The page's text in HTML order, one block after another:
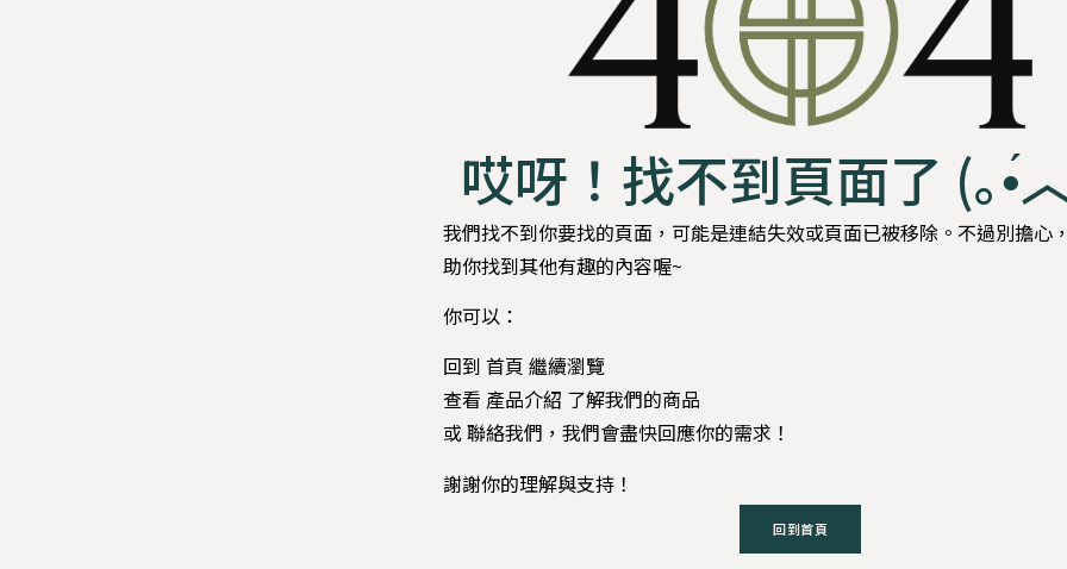
哎呀！找不到頁面了 (｡
我們找不到你要找的頁面，可能是連結失效或頁面已被移除。不過別擔心
助你找到其他有趣的內容喔~
你可以：
回到 首頁 繼續瀏覽
查看 產品介紹 了解我們的商品
或 聯絡我們，我們會盡快回應你的需求！
謝謝你的理解與支持！
回到首頁